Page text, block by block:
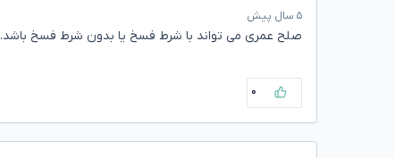
۵ سال پیش
صلح عمری می تواند با شرط فسخ یا بدون شرط فسخ باشد.
۰